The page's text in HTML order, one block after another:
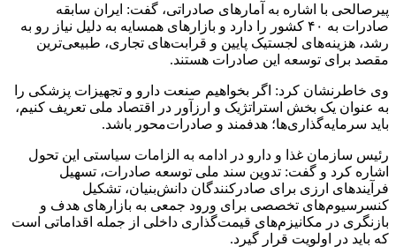
پیرصالحی با اشاره به آمارهای صادراتی، گفت: ایران سابقه
صادرات به ۴۰ کشور را دارد و بازارهای همسایه به دلیل نیاز رو به
رشد، هزینه‌های لجستیک پایین و قرابت‌های تجاری، طبیعی‌ترین
مقصد برای توسعه این صادرات هستند.
وی خاطرنشان کرد: اگر بخواهیم صنعت دارو و تجهیزات پزشکی را
به‌ عنوان یک بخش استراتژیک و ارزآور در اقتصاد ملی تعریف کنیم،
باید سرمایه‌گذاری‌ها؛ هدفمند و صادرات‌محور باشد.
رئیس سازمان غذا و دارو در ادامه به الزامات سیاستی این تحول
اشاره کرد و گفت: تدوین سند ملی توسعه صادرات، تسهیل
فرآیندهای ارزی برای صادرکنندگان دانش‌بنیان، تشکیل
کنسرسیوم‌های تخصصی برای ورود جمعی به بازارهای هدف و
بازنگری در مکانیزم‌های قیمت‌گذاری داخلی از جمله اقداماتی است
که باید در اولویت قرار گیرد.